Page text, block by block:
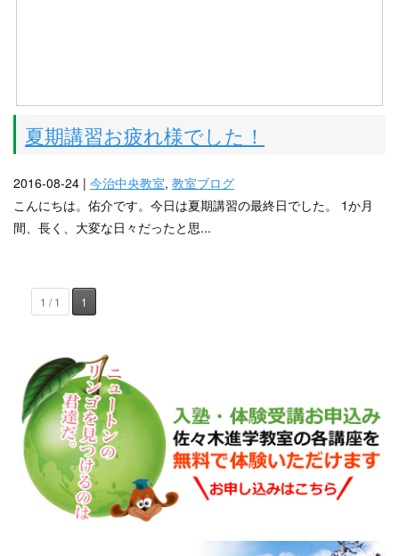
夏期講習お疲れ様でした！
2016-08-24 | 今治中央教室, 教室ブログ
こんにちは。佑介です。今日は夏期講習の最終日でした。 1か月
間、長く、大変な日々だったと思...
1 / 1 1